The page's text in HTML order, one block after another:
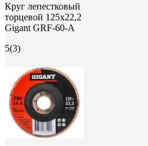
Круг лепестковый
торцевой 125x22,2
Gigant GRF-60-А
5(3)